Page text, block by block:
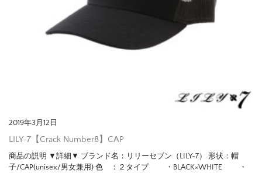
2019年3月12日
LILY-7【Crack Number8】CAP
商品の説明 ▼詳細▼ ブランド名：リリーセブン（LILY-7） 形状：帽
子/CAP(unisex/男女兼用) 色 ：２タイプ ・BLACK×WHITE ・